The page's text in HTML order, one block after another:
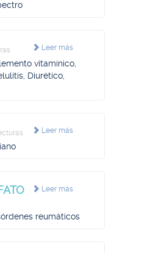
Leer más
vitamínico,
Diurético,
Leer más
Leer más
reumáticos